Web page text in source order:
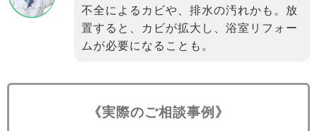
不全によるカビや、排水の汚れかも。放
置すると、カビが拡大し、浴室リフォー
ムが必要になることも。
《実際のご相談事例》